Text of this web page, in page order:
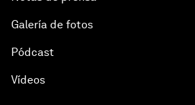
Galería de fotos
Pódcast
Vídeos